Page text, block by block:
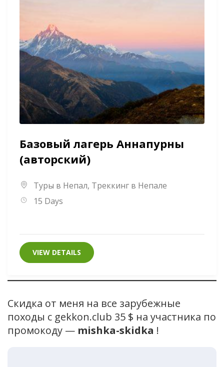
Базовый лагерь Аннапурны
(авторский)
Туры в Непал, Треккинг в Непале
15 Days
VIEW DETAILS
Скидка от меня на все зарубежные
походы с gekkon.club 35 $ на участника по
промокоду — mishka-skidka !